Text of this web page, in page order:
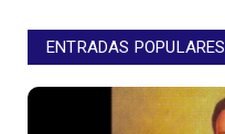
ENTRADAS POPULARES